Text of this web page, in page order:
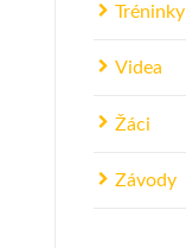
Tréninky
Videa
Žáci
Závody